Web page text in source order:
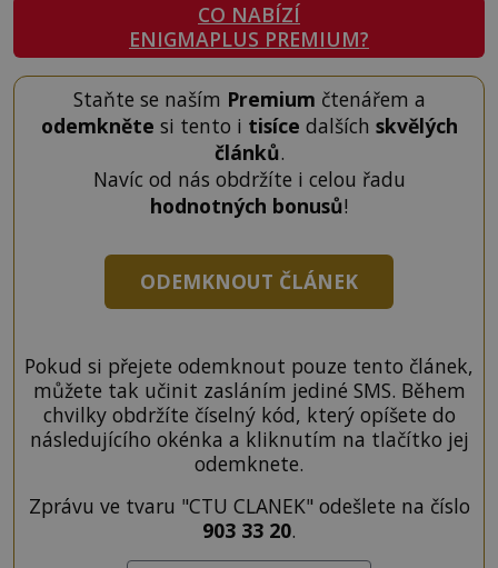
CO NABÍZÍ
ENIGMAPLUS PREMIUM?
Staňte se naším Premium čtenářem a
odemkněte si tento i tisíce dalších skvělých
článků.
Navíc od nás obdržíte i celou řadu
hodnotných bonusů!
ODEMKNOUT ČLÁNEK
Pokud si přejete odemknout pouze tento článek,
můžete tak učinit zasláním jediné SMS. Během
chvilky obdržíte číselný kód, který opíšete do
následujícího okénka a kliknutím na tlačítko jej
odemknete.
Zprávu ve tvaru "CTU CLANEK" odešlete na číslo
903 33 20.